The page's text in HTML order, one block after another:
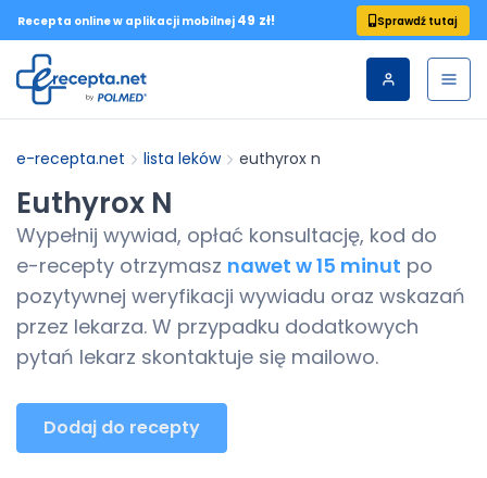
Recepta online w aplikacji mobilnej 49 zł! Sprawdź tutaj
e-recepta.net lista leków euthyrox n
Euthyrox N
Wypełnij wywiad, opłać konsultację, kod do
e-recepty otrzymasz nawet w 15 minut po
pozytywnej weryfikacji wywiadu oraz wskazań
przez lekarza. W przypadku dodatkowych
pytań lekarz skontaktuje się mailowo.
Dodaj do recepty